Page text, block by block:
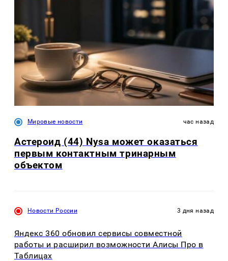
Мировые новости час назад
Астероид (44) Nysa может оказаться
первым контактным тринарным
объектом
Новости России 3 дня назад
Яндекс 360 обновил сервисы совместной
работы и расширил возможности Алисы Про в
Таблицах